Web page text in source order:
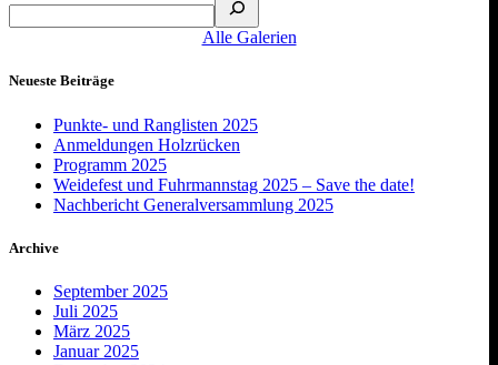
Alle Galerien
Neueste Beiträge
Punkte- und Ranglisten 2025
Anmeldungen Holzrücken
Programm 2025
Weidefest und Fuhrmannstag 2025 – Save the date!
Nachbericht Generalversammlung 2025
Archive
September 2025
Juli 2025
März 2025
Januar 2025